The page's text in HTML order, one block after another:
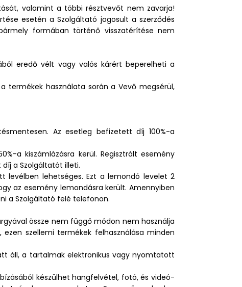
valamint a többi résztvevőt nem zavarja!
esetén a Szolgáltató jogosult a szerződés
formában történő visszatérítése nem
eredő vélt vagy valós kárért beperelheti a
termékek használata során a Vevő megsérül,
Az esetleg befizetett díj 100%-a
a kiszámlázásra kerül. Regisztrált esemény
a Szolgáltatót illeti.
levélben lehetséges. Ezt a lemondó levelet 2
az esemény lemondásra került. Amennyiben
a Szolgáltató felé telefonon.
össze nem függő módon nem használja
szellemi termékek felhasználása minden
áll, a tartalmak elektronikus vagy nyomtatott
készülhet hangfelvétel, fotó, és videó-